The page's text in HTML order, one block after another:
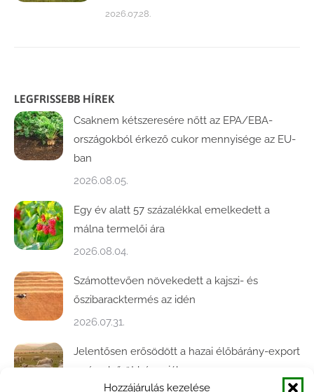
Hozzájárulás kezelése
2026.07.28.
LEGFRISSEBB HÍREK
Csaknem kétszeresére nőtt az EPA/EBA-
országokból érkező cukor mennyisége az EU-
ban
2026.08.05.
Egy év alatt 57 százalékkal emelkedett a
málna termelői ára
2026.08.04.
Számottevően növekedett a kajszi- és
őszibaracktermés az idén
2026.07.31.
Jelentősen erősödött a hazai élőbárány-export
az év első öt hónapjában